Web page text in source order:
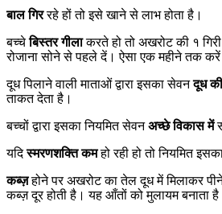
बाल गिररहे हों तो इसे खाने से लाभ होता है।
बच्चेबिस्तर गीलाकरते हो तो अखरोट की १
रोजाना सोने से पहले दें। ऐसा एक महीने तक
दूध पिलाने वाली माताओं द्वारा इसका सेवनदूध की
ताकत देता है।
बच्चों द्वारा इसका नियमित सेवनअच्छे विकास में
यदिस्मरणशक्ति कमहो रही हो तो नियमित
कब्ज़होने पर अखरोट का तेल दूध में मिलाकर
कब्ज़ दूर होती है। यह आँतों को मुलायम बनाता